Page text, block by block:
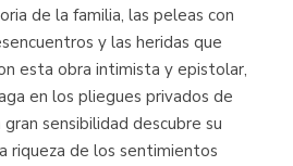
de la familia, las peleas con
y las heridas que
esta obra intimista y epistolar,
en los pliegues privados de
sensibilidad descubre su
riqueza de los sentimientos